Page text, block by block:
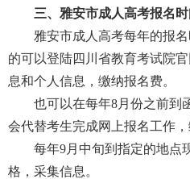
三、雅安市成人高考报名时
雅安市成人高考每年的报
的可以登陆四川省教育考试院
息和个人信息，缴纳报名费。
也可以在每年8月份之前到
会代替考生完成网上报名工作，
每年9月中旬到指定的地点
格，采集信息。